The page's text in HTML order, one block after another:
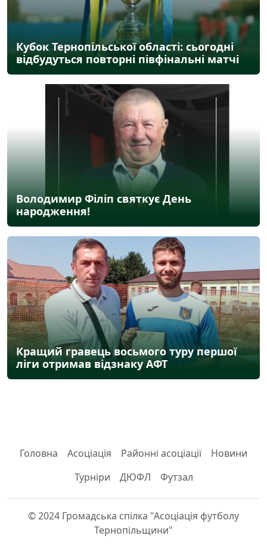
Кубок Тернопільської області: сьогодні
відбудуться повторні півфінальні матчі
Володимир Філіп святкує День
народження!
Кращий гравець восьмого туру першої
ліги отримав відзнаку АФТ
Головна Асоціація Районні асоціації
Новини
Турніри
ДЮФЛ Футзал
© 2024 Громадська спілка "Асоціація футболу
Тернопільщини"